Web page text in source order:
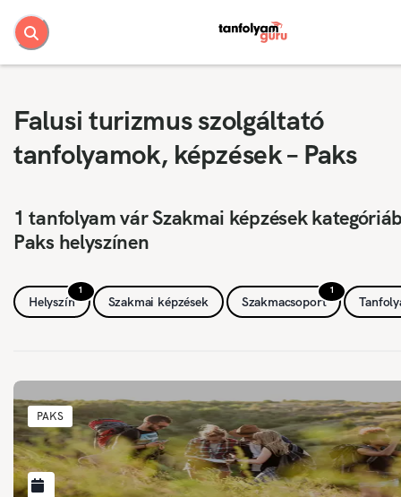
Falusi turizmus szolgáltató
tanfolyamok, képzések – Paks
1 tanfolyam vár Szakmai képzések
Paks helyszínen
1
Helyszín Szakmai képzések
1
Szakmacsoport
PAKS